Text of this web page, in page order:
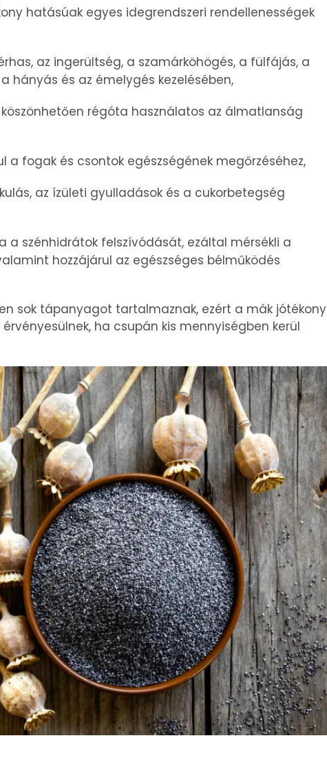
hatásúak egyes idegrendszeri rendellenességek
az ingerültség, a szamárköhögés, a fülfájás, a
hányás és az émelygés kezelésében,
régóta használatos az álmatlanság
fogak és csontok egészségének megőrzéséhez,
az ízületi gyulladások és a cukorbetegség
szénhidrátok felszívódását, ezáltal mérsékli a
hozzájárul az egészséges bélműködés
sok tápanyagot tartalmaznak, ezért a mák jótékony
ha csupán kis mennyiségben kerül